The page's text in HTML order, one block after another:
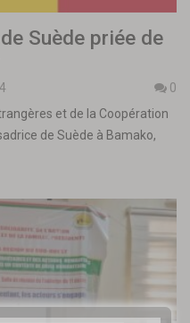
Suède priée de
0
et de la Coopération
de Suède à Bamako,